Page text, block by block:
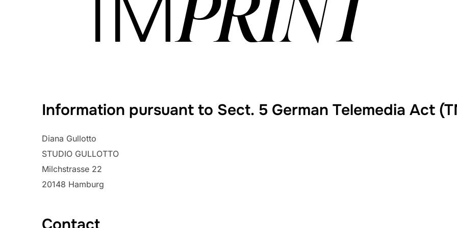
IM
Information pursuant to Sect. 5 German Telemedia Act
Diana Gullotto
STUDIO GULLOTTO
Milchstrasse 22
20148 Hamburg